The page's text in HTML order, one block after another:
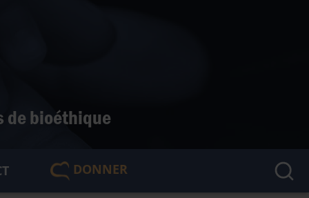
de bioéthique
DONNER